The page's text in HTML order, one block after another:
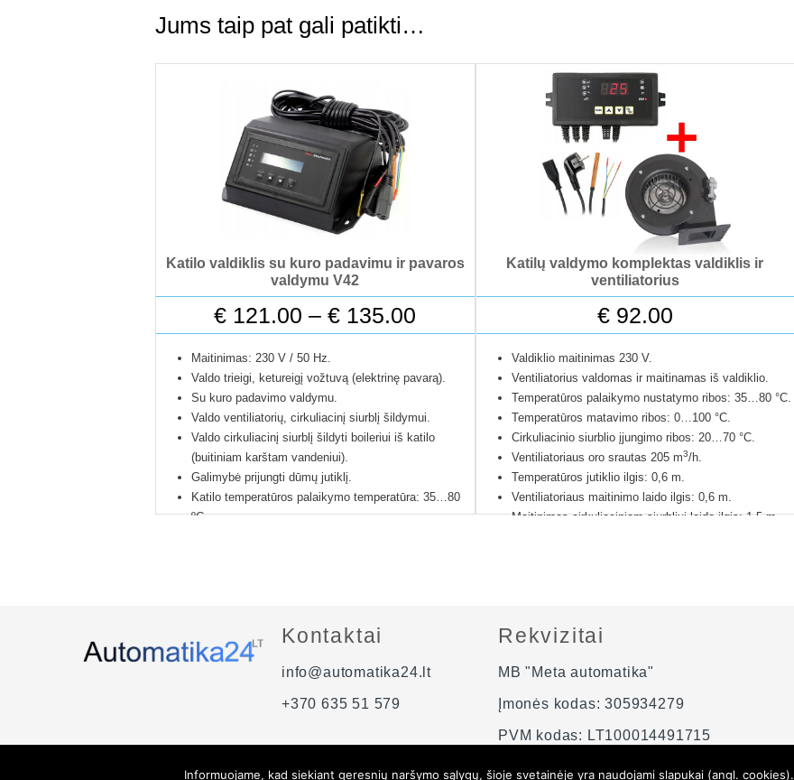
Jums taip pat gali patikti…
Katilo valdiklis su kuro padavimu ir pavaros
valdymu V42
€ 121.00 – € 135.00
€ 121.00
through
€ 135.00
Maitinimas: 230 V / 50 Hz.
Valdo trieigi, ketureigį vožtuvą (elektrinę pavarą).
Su kuro padavimo valdymu.
Valdo ventiliatorių, cirkuliacinį siurblį šildymui.
Valdo cirkuliacinį siurblį šildyti boileriui iš katilo
(buitiniam karštam vandeniui).
Galimybė prijungti dūmų jutiklį.
Katilo temperatūros palaikymo temperatūra: 35…80
ºC.
Galima prijungti kambario termostatą.
24 mėnesių gamintojo garantija.
Katilų valdymo komplektas valdiklis ir
ventiliatorius
€92.00
Valdiklio maitinimas 230 V.
Ventiliatorius valdomas ir maitinamas iš valdiklio.
Temperatūros palaikymo nustatymo ribos: 35…80 °C.
Temperatūros matavimo ribos: 0…100 °C.
Cirkuliacinio siurblio įjungimo ribos: 20…70 °C.
Ventiliatoriaus oro srautas 205 m3/h.
Temperatūros jutiklio ilgis: 0,6 m.
Ventiliatoriaus maitinimo laido ilgis: 0,6 m.
Maitinimas cirkuliaciniam siurbliui laido ilgis: 1,5 m.
Kontaktai
info@automatika24.lt
+370 635 51 579
Rekvizitai
MB "Meta automatika"
Įmonės kodas: 305934279
PVM kodas: LT100014491715
Informuojame, kad siekiant geresnių naršymo sąlygų, šioje svetainėje yra naudojami slapukai (angl. cookies).